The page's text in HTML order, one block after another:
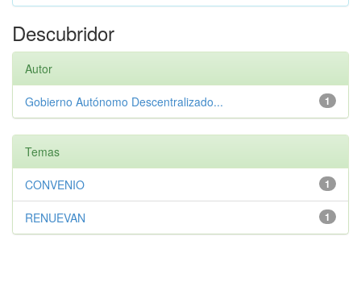
Descubridor
Autor
1
Gobierno Autónomo Descentralizado...
Temas
1
CONVENIO
1
RENUEVAN